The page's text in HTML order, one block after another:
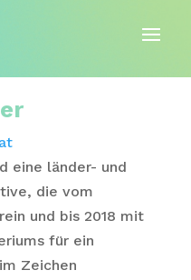
eine länder- und
die vom
und bis 2018 mit
für ein
Zeichen